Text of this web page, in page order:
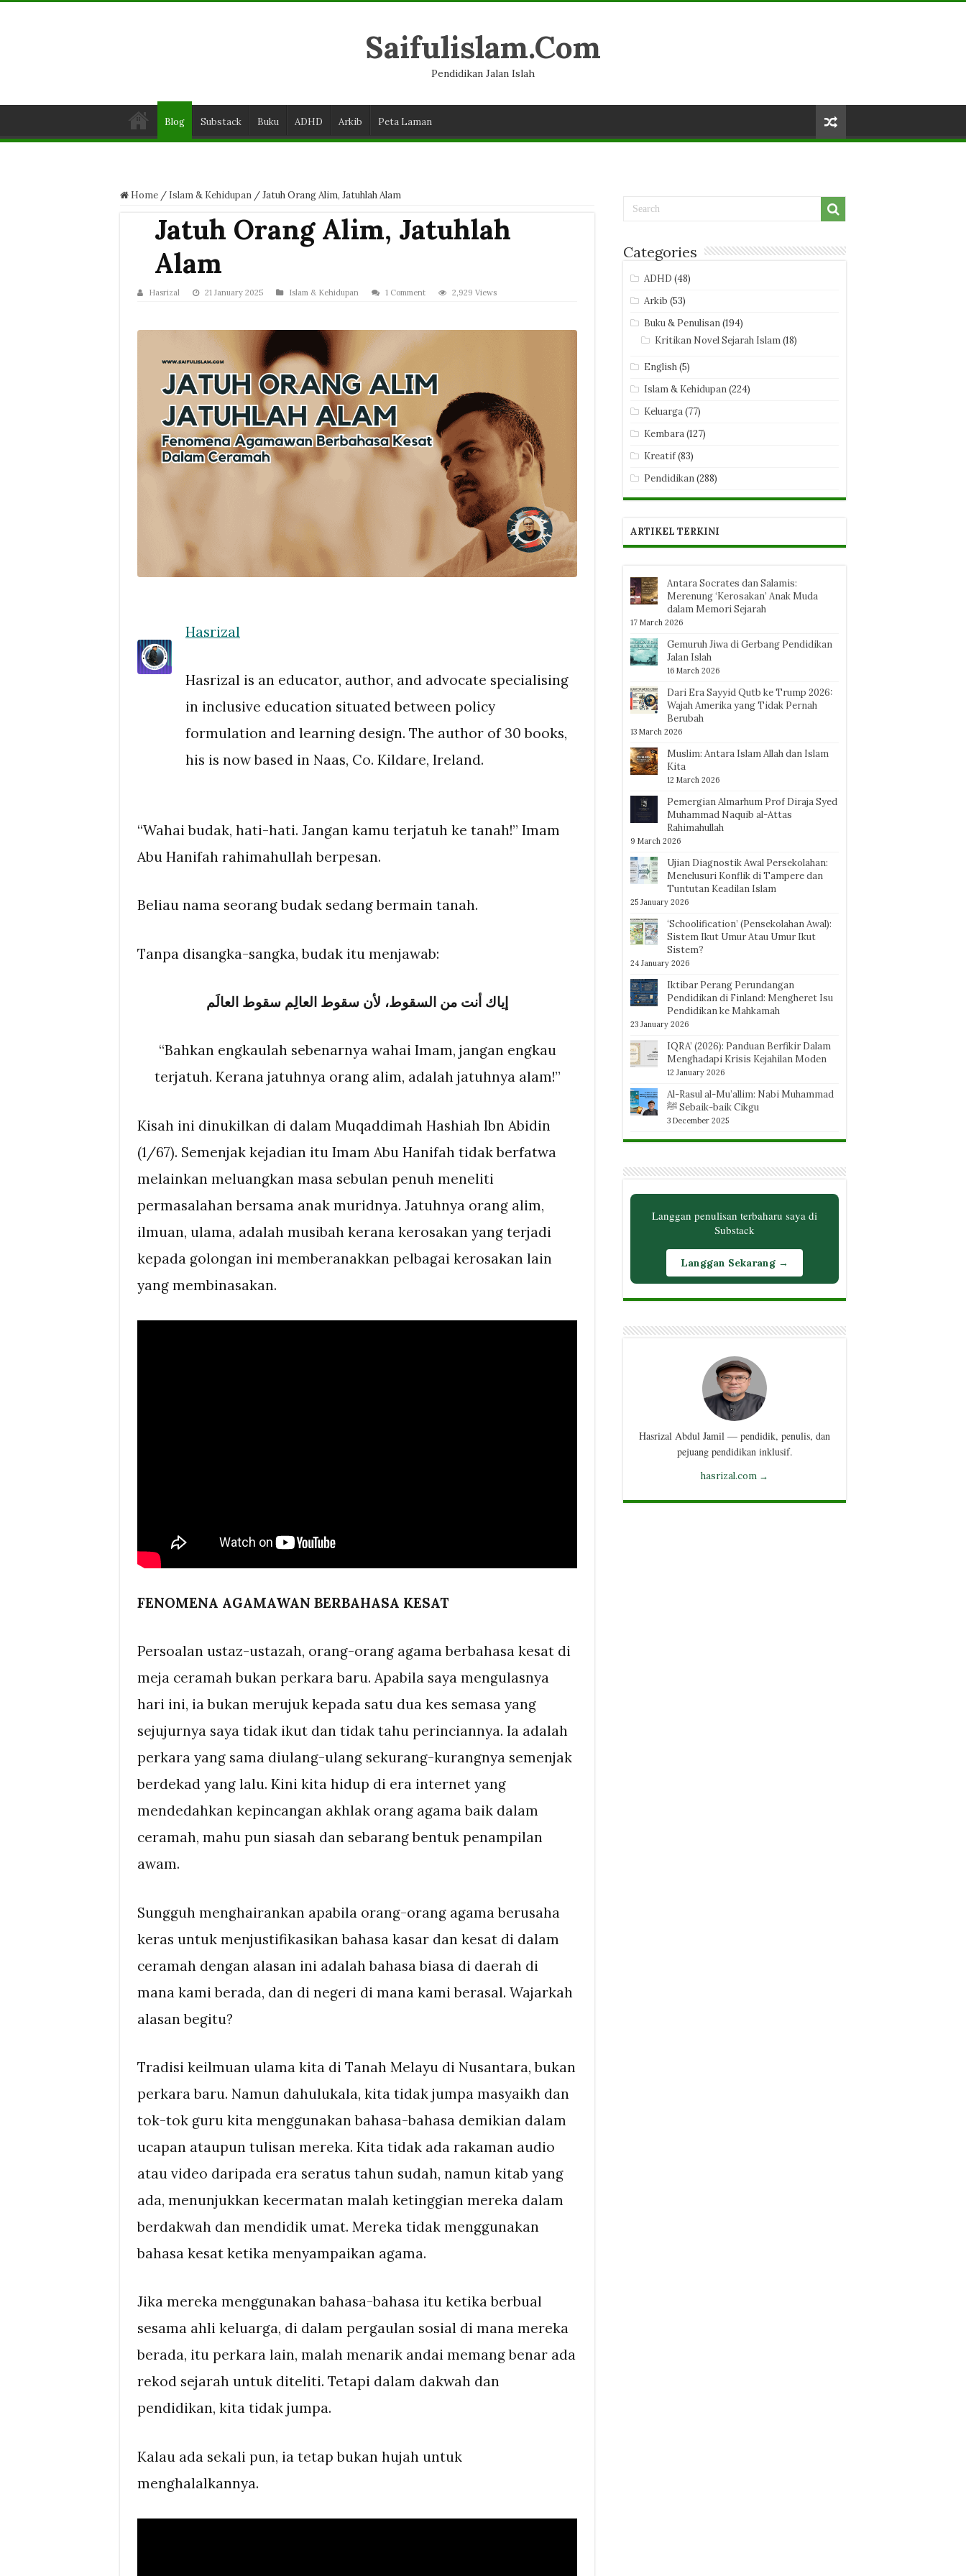
Saifulislam.Com
Pendidikan Jalan Islah
Blog Substack Buku ADHD Arkib Peta Laman
Home / Islam & Kehidupan /Jatuh Orang Alim, Jatuhlah Alam
Jatuh Orang Alim, Jatuhlah
Alam
Hasrizal 21 January 2025 Islam & Kehidupan 1 Comment 2,929 Views
Hasrizal
Hasrizal is an educator, author, and advocate specialising
in inclusive education situated between policy
formulation and learning design. The author of 30 books,
his is now based in Naas, Co. Kildare, Ireland.
“Wahai budak, hati-hati. Jangan kamu terjatuh ke tanah!” Imam
Abu Hanifah rahimahullah berpesan.
Beliau nama seorang budak sedang bermain tanah.
Tanpa disangka-sangka, budak itu menjawab:
إياك أنت من السقوط، لأن سقوط العالِم سقوط العالَم
“Bahkan engkaulah sebenarnya wahai Imam, jangan engkau
terjatuh. Kerana jatuhnya orang alim, adalah jatuhnya alam!”
Kisah ini dinukilkan di dalam Muqaddimah Hashiah Ibn Abidin
(1/67). Semenjak kejadian itu Imam Abu Hanifah tidak berfatwa
melainkan meluangkan masa sebulan penuh meneliti
permasalahan bersama anak muridnya. Jatuhnya orang alim,
ilmuan, ulama, adalah musibah kerana kerosakan yang terjadi
kepada golongan ini memberanakkan pelbagai kerosakan lain
yang membinasakan.
FENOMENA AGAMAWAN BERBAHASA KESAT
Persoalan ustaz-ustazah, orang-orang agama berbahasa kesat di
meja ceramah bukan perkara baru. Apabila saya mengulasnya
hari ini, ia bukan merujuk kepada satu dua kes semasa yang
sejujurnya saya tidak ikut dan tidak tahu perinciannya. Ia adalah
perkara yang sama diulang-ulang sekurang-kurangnya semenjak
berdekad yang lalu. Kini kita hidup di era internet yang
mendedahkan kepincangan akhlak orang agama baik dalam
ceramah, mahu pun siasah dan sebarang bentuk penampilan
awam.
Sungguh menghairankan apabila orang-orang agama berusaha
keras untuk menjustifikasikan bahasa kasar dan kesat di dalam
ceramah dengan alasan ini adalah bahasa biasa di daerah di
mana kami berada, dan di negeri di mana kami berasal. Wajarkah
alasan begitu?
Tradisi keilmuan ulama kita di Tanah Melayu di Nusantara, bukan
perkara baru. Namun dahulukala, kita tidak jumpa masyaikh dan
tok-tok guru kita menggunakan bahasa-bahasa demikian dalam
ucapan ataupun tulisan mereka. Kita tidak ada rakaman audio
atau video daripada era seratus tahun sudah, namun kitab yang
ada, menunjukkan kecermatan malah ketinggian mereka dalam
berdakwah dan mendidik umat. Mereka tidak menggunakan
bahasa kesat ketika menyampaikan agama.
Jika mereka menggunakan bahasa-bahasa itu ketika berbual
sesama ahli keluarga, di dalam pergaulan sosial di mana mereka
berada, itu perkara lain, malah menarik andai memang benar ada
rekod sejarah untuk diteliti. Tetapi dalam dakwah dan
pendidikan, kita tidak jumpa.
Kalau ada sekali pun, ia tetap bukan hujah untuk
menghalalkannya.
Categories
ADHD (48)
Arkib (53)
Buku & Penulisan(194)
Kritikan Novel Sejarah Islam(18)
English(5)
Islam & Kehidupan(224)
Keluarga(77)
Kembara(127)
Kreatif(83)
Pendidikan(288)
ARTIKEL TERKINI
Antara Socrates dan Salamis:
Merenung ‘Kerosakan’ Anak Muda
dalam Memori Sejarah
17 March 2026
Gemuruh Jiwa di Gerbang Pendidikan
Jalan Islah
16 March 2026
Dari Era Sayyid Qutb ke Trump 2026:
Wajah Amerika yang Tidak Pernah
Berubah
13 March 2026
Muslim: Antara Islam Allah dan Islam
Kita
12 March 2026
Pemergian Almarhum Prof Diraja Syed
Muhammad Naquib al-Attas
Rahimahullah
9 March 2026
Ujian Diagnostik Awal Persekolahan:
Menelusuri Konflik di Tampere dan
Tuntutan Keadilan Islam
25 January 2026
‘Schoolification’ (Pensekolahan Awal):
Sistem Ikut Umur Atau Umur Ikut
Sistem?
24 January 2026
Iktibar Perang Perundangan
Pendidikan di Finland: Mengheret Isu
Pendidikan ke Mahkamah
23 January 2026
IQRA’ (2026): Panduan Berfikir Dalam
Menghadapi Krisis Kejahilan Moden
12 January 2026
Al-Rasul al-Mu’allim: Nabi Muhammad
ﷺ Sebaik-baik Cikgu
3 December 2025
Langgan penulisan terbaharu saya di
Substack
Langgan Sekarang →
Hasrizal Abdul Jamil — pendidik, penulis, dan
pejuang pendidikan inklusif.
hasrizal.com →